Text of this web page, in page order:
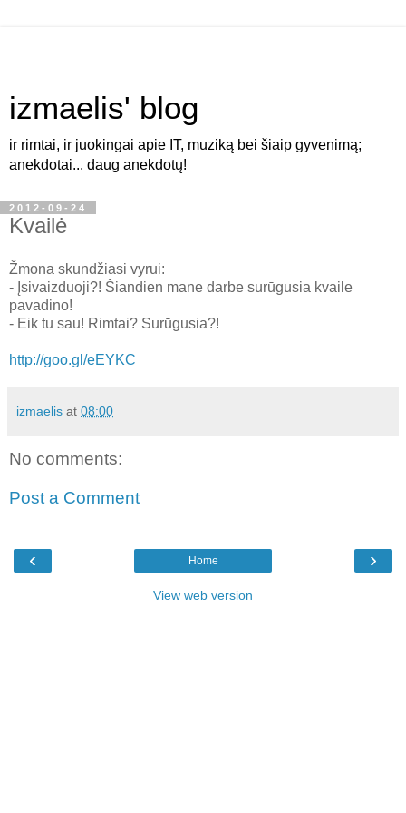
izmaelis' blog
ir rimtai, ir juokingai apie IT, muziką bei šiaip gyvenimą;
anekdotai... daug anekdotų!
2012-09-24
Kvailė
Žmona skundžiasi vyrui:
- Įsivaizduoji?! Šiandien mane darbe surūgusia kvaile
pavadino!
- Eik tu sau! Rimtai? Surūgusia?!
http://goo.gl/eEYKC
izmaelis at 08:00
No comments:
Post a Comment
‹ ›
Home
View web version